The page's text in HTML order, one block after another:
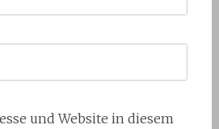
und Website in diesem